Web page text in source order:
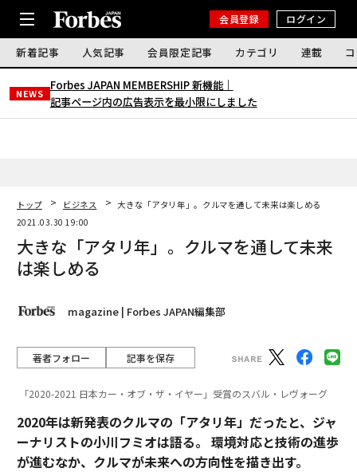
会員登録 ログイン
新着記事 人気記事 会員限定記事 カテゴリ 連載
NEWS
Forbes JAPAN MEMBERSHIP 新機能｜
記事ページ内の広告表示を最小限にしました
トップ ビジネス
大きな「アタリ年」。クルマを通して未来は楽しめる
2021.03.30 19:00
大きな「アタリ年」。クルマを通して未来
は楽しめる
magazine | Forbes JAPAN編集部
著者フォロー 記事を保存
「2020-2021 日本カー・オブ・ザ・イヤー」受賞のスバル・レヴォーグ
2020年は新発表のクルマの「アタリ年」だったと、ジャ
ーナリストの小川フミオは語る。 環境対応と技術の進歩
が進むなか、クルマが未来への方向性を描き出す。